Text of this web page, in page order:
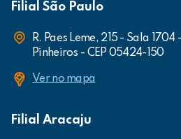
Filial São Paulo
R. Paes Leme, 215 - Sala
Pinheiros - CEP 05424-150
Ver no mapa
Filial Aracaju